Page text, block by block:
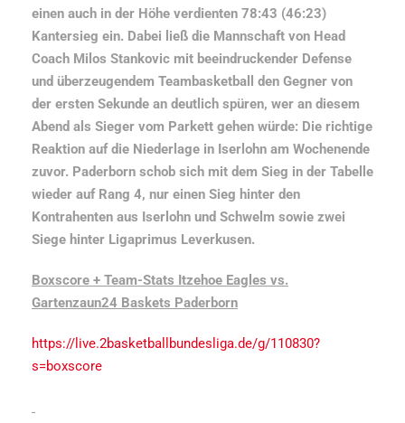
einen auch in der Höhe verdienten 78:43 (46:23)
Kantersieg ein. Dabei ließ die Mannschaft von Head
Coach Milos Stankovic mit beeindruckender Defense
und überzeugendem Teambasketball den Gegner von
der ersten Sekunde an deutlich spüren, wer an diesem
Abend als Sieger vom Parkett gehen würde: Die richtige
Reaktion auf die Niederlage in Iserlohn am Wochenende
zuvor. Paderborn schob sich mit dem Sieg in der Tabelle
wieder auf Rang 4, nur einen Sieg hinter den
Kontrahenten aus Iserlohn und Schwelm sowie zwei
Siege hinter Ligaprimus Leverkusen.
Boxscore + Team-Stats Itzehoe Eagles vs.
Gartenzaun24 Baskets Paderborn
https://live.2basketballbundesliga.de/g/110830?
s=boxscore